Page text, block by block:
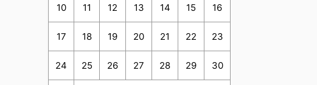
10 11 12 13 14 15 16
17 18 19 20 21 22 23
24 25 26 27 28 29 30